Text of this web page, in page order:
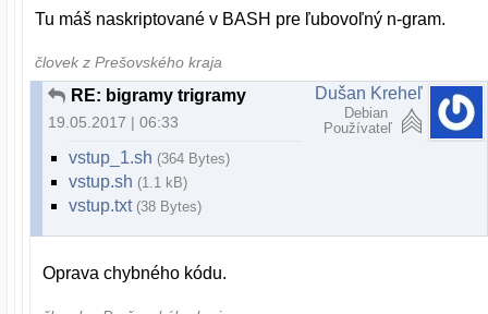
Tu máš naskriptované v BASH pre ľubovoľný n-gram.
človek z Prešovského kraja
RE: bigramy trigramy
19.05.2017 | 06:33
Dušan Kreheľ
Debian
Používateľ
vstup_1.sh (364 Bytes)
vstup.sh (1.1 kB)
vstup.txt (38 Bytes)
Oprava chybného kódu.